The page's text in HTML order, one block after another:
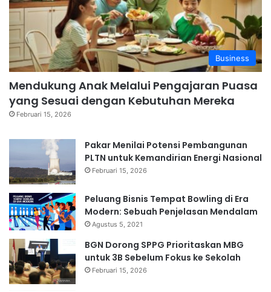
Business
Mendukung Anak Melalui Pengajaran Puasa
yang Sesuai dengan Kebutuhan Mereka
Februari 15, 2026
Pakar Menilai Potensi Pembangunan
PLTN untuk Kemandirian Energi Nasional
Februari 15, 2026
Peluang Bisnis Tempat Bowling di Era
Modern: Sebuah Penjelasan Mendalam
Agustus 5, 2021
BGN Dorong SPPG Prioritaskan MBG
untuk 3B Sebelum Fokus ke Sekolah
Februari 15, 2026